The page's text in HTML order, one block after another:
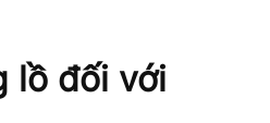
lồ đối với